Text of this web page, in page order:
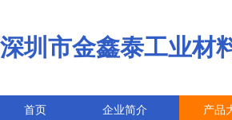
深圳市金鑫泰工业材
首页 企业简介 产品